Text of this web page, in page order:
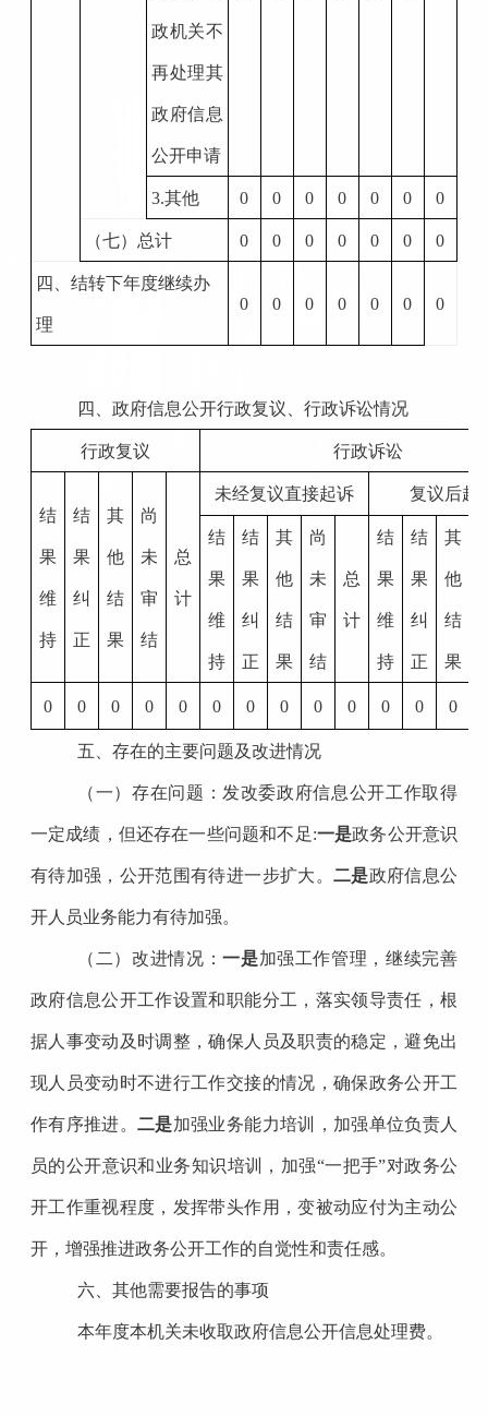
政机关不
再处理其
政府信息
公开申请
3.其他 0 0 0 0 0 0 0
（七）总计 0 0 0 0 0 0 0
四、结转下年度继续办
理
0 0 0 0 0 0 0
四、政府信息公开行政复议、行政诉讼情况
行政复议 行政诉讼
结
果
维
持
结
果
纠
正
其
他
结
果
尚
未
审
结
总
计
未经复议直接起诉 复议后起
结
果
维
持
结
果
纠
正
其
他
结
果
尚
未
审
结
总
计
结
果
维
持
结
果
纠
正
其
他
结
果
0 0 0 0 0 0 0 0 0 0 0 0 0
五、存在的主要问题及改进情况
（一）存在问题：发改委政府信息公开工作取得
一定成绩，但还存在一些问题和不足:一是政务公开意识
有待加强，公开范围有待进一步扩大。 二是政府信息公
开人员业务能力有待加强。
（二）改进情况：一是加强工作管理，继续完善
政府信息公开工作设置和职能分工，落实领导责任，根
据人事变动及时调整，确保人员及职责的稳定，避免出
现人员变动时不进行工作交接的情况，确保政务公开工
作有序推进。二是加强业务能力培训，加强单位负责人
员的公开意识和业务知识培训，加强“一把手”对政务公
开工作重视程度，发挥带头作用，变被动应付为主动公
开，增强推进政务公开工作的自觉性和责任感。
六、其他需要报告的事项
本年度本机关未收取政府信息公开信息处理费。